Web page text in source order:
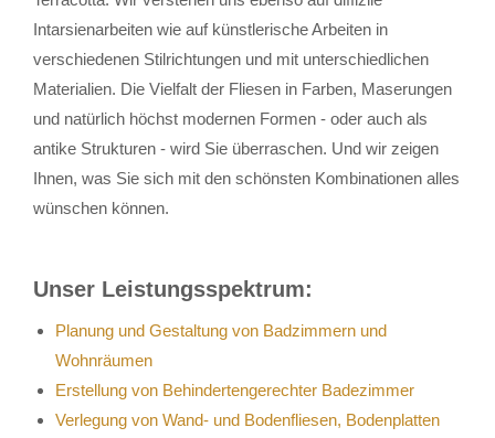
Intarsienarbeiten wie auf künstlerische Arbeiten in
verschiedenen Stilrichtungen und mit unterschiedlichen
Materialien. Die Vielfalt der Fliesen in Farben, Maserungen
und natürlich höchst modernen Formen - oder auch als
antike Strukturen - wird Sie überraschen. Und wir zeigen
Ihnen, was Sie sich mit den schönsten Kombinationen alles
wünschen können.
Unser Leistungsspektrum:
Planung und Gestaltung von Badzimmern und
Wohnräumen
Erstellung von Behindertengerechter Badezimmer
Verlegung von Wand- und Bodenfliesen, Bodenplatten